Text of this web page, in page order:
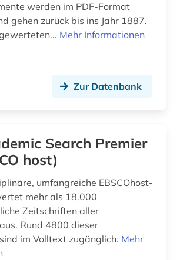
bilanzdaten (1)
bilanzsteurrecht (1)
bildbearbeitung (2)
bildungschancen (2)
bildungsfinanzierung (1)
bildungsforschung (4)
werden im PDF-Format
gehen zurück bis ins Jahr 1887.
Mehr Informationen
Zur Datenbank
Search Premier
host)
umfangreiche EBSCOhost-
mehr als 18.000
Zeitschriften aller
Rund 4800 dieser
im Volltext zugänglich. Mehr